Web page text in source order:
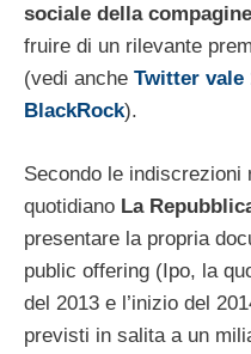
sociale della compagine
fruire di un rilevante
(vedi anche Twitter
BlackRock).
Secondo le indiscrezioni
quotidiano La
presentare la propria
public offering (Ipo, la
del 2013 e l’inizio del
previsti in salita a un